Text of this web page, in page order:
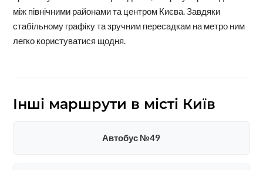
між північними районами та центром Києва. Завдяки
стабільному графіку та зручним пересадкам на метро ним
легко користуватися щодня.
Інші маршрути в місті Київ
Автобус №49